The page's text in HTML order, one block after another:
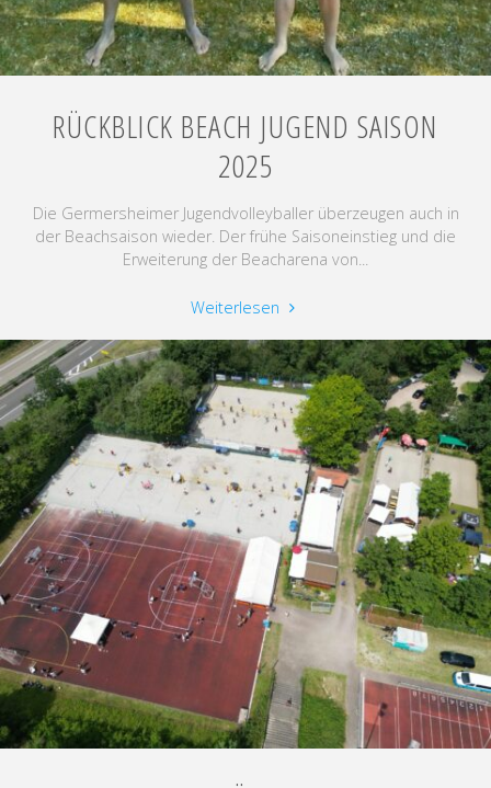
RÜCKBLICK BEACH JUGEND SAISON
2025
Die Germersheimer Jugendvolleyballer überzeugen auch in
der Beachsaison wieder. Der frühe Saisoneinstieg und die
Erweiterung der Beacharena von...
Weiterlesen "Rückblick
Jugend
Saison
2025"